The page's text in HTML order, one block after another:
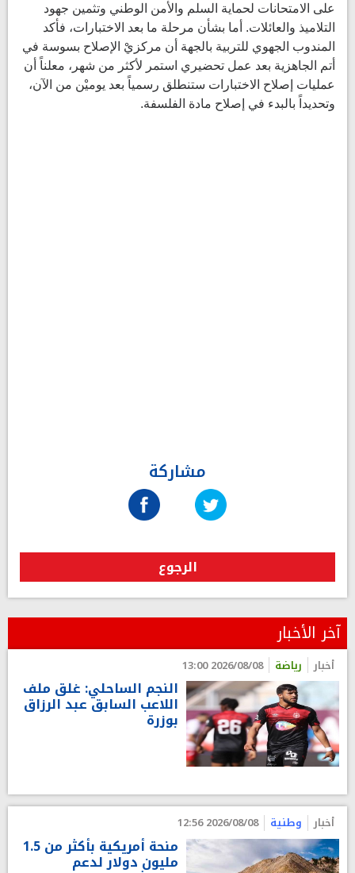
على الامتحانات لحماية السلم والأمن الوطني وتثمين جهود
التلاميذ والعائلات. أما بشأن مرحلة ما بعد الاختبارات، فأكد
المندوب الجهوي للتربية بالجهة أن مركزيْ الإصلاح بسوسة في
أتم الجاهزية بعد عمل تحضيري استمر لأكثر من شهر، معلناً أن
عمليات إصلاح الاختبارات ستنطلق رسمياً بعد يوميْن من الآن،
وتحديداً بالبدء في إصلاح مادة الفلسفة.
مشاركة
الرجوع
آخر الأخبار
أخبار رياضة 2026/08/08 13:00
النجم الساحلي: غلق ملف
اللاعب السابق عبد الرزاق
بوزرة
أخبار وطنية 2026/08/08 12:56
منحة أمريكية بأكثر من 1.5
مليون دولار لدعم